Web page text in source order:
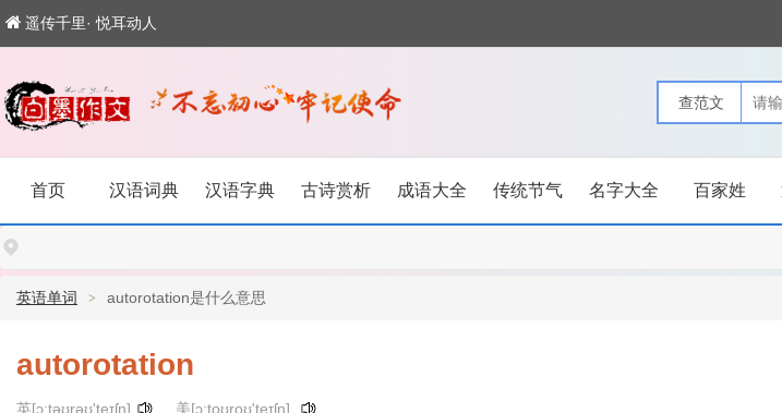
遥传千里· 悦耳动人
首页 汉语词典 汉语字典 古诗赏析 成语大全 传统节气 名字大全 百家姓
英语单词 autorotation是什么意思
autorotation
英[ɔ:təʊrəʊ'teɪʃn] 美[ɔ:toʊroʊ'teɪʃn]